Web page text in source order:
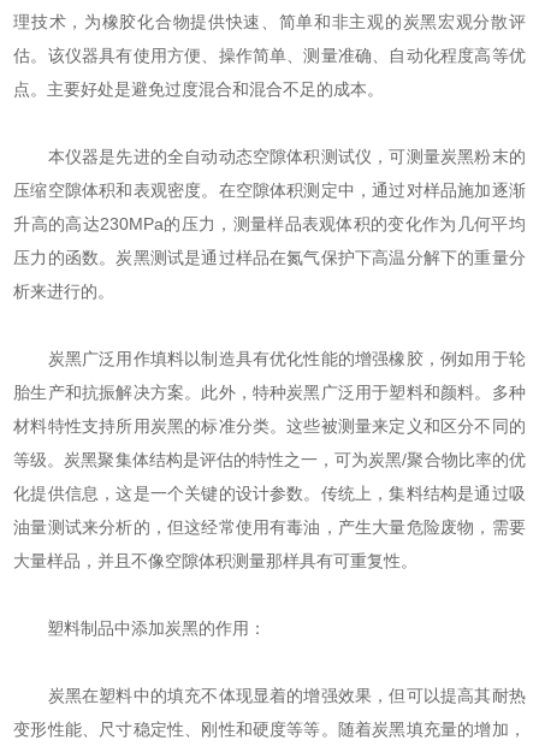
理技术，为橡胶化合物提供快速、简单和非主观的炭黑宏观分散评
估。该仪器具有使用方便、操作简单、测量准确、自动化程度高等优
点。主要好处是避免过度混合和混合不足的成本。
本仪器是先进的全自动动态空隙体积测试仪，可测量炭黑粉末的
压缩空隙体积和表观密度。在空隙体积测定中，通过对样品施加逐渐
升高的高达230MPa的压力，测量样品表观体积的变化作为几何平均
压力的函数。炭黑测试是通过样品在氮气保护下高温分解下的重量分
析来进行的。
炭黑广泛用作填料以制造具有优化性能的增强橡胶，例如用于轮
胎生产和抗振解决方案。此外，特种炭黑广泛用于塑料和颜料。多种
材料特性支持所用炭黑的标准分类。这些被测量来定义和区分不同的
等级。炭黑聚集体结构是评估的特性之一，可为炭黑/聚合物比率的优
化提供信息，这是一个关键的设计参数。传统上，集料结构是通过吸
油量测试来分析的，但这经常使用有毒油，产生大量危险废物，需要
大量样品，并且不像空隙体积测量那样具有可重复性。
塑料制品中添加炭黑的作用：
炭黑在塑料中的填充不体现显着的增强效果，但可以提高其耐热
变形性能、尺寸稳定性、刚性和硬度等等。随着炭黑填充量的增加，